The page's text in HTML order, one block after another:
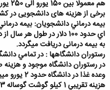
هم معمولا بین 150 یورو الی 250 یورو در ماه است.​
برخی از هزینه های دانشجویی در
بيمه درماني دانشجويان: بيمه
اي حدود 100 دلار در طول
به بیمه درمانی دريافت ميگردد.​
رستوران دانشگاهها : در تمامي
وعده غذا در دانشگاه حدود 2 يورو ميباشد.​
هزينه تقريبي 1 كيلو گوشت گوساله 3 يورو​